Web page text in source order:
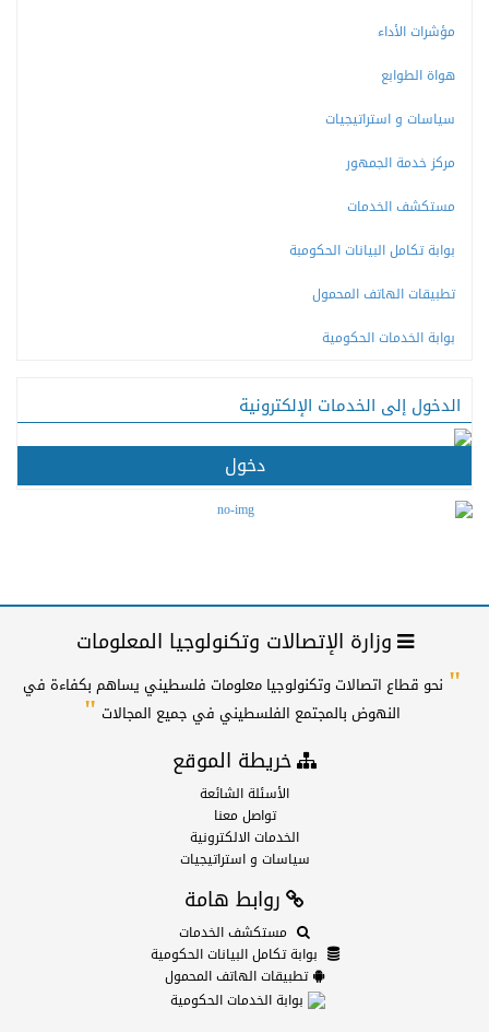
مؤشرات الأداء
هواة الطوابع
سياسات و استراتيجيات
مركز خدمة الجمهور
مستكشف الخدمات
بوابة تكامل البيانات الحكومبة
تطبيقات الهاتف المحمول
بوابة الخدمات الحكومية
الدخول إلى الخدمات الإلكترونية
دخول
وزارة الإتصالات وتكنولوجيا المعلومات
" نحو قطاع اتصالات وتكنولوجيا معلومات فلسطيني يساهم بكفاءة في
النهوض بالمجتمع الفلسطيني في جميع المجالات"
خريطة الموقع
الأسئلة الشائعة
تواصل معنا
الخدمات الالكترونية
سياسات و استراتيجيات
روابط هامة
مستكشف الخدمات
بوابة تكامل البيانات الحكومية
تطبيقات الهاتف المحمول
بوابة الخدمات الحكومية